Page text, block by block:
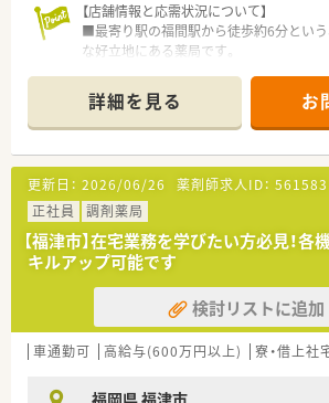
【店舗情報と応需状況について】
■最寄り駅の福間駅から徒歩約6分という
な好立地にある薬局です。
平均して60～70枚を扱います。
■薬剤師は常時2～3名、事務スタッフも常
ング補助もあり安心です。
【法人特徴について】
■福岡県を中心に20店舗以上の調剤薬局を
に根差した医療を提供しています。
■地域の女性と子供にフォーカスした薬局
開発事業を主な事業としています。
■ドクターの開業支援から携わっているた
の連携が非常にスムーズです。
【勤務実態について】
■残業はほとんど発生せず、どの曜日も閉
■薬局では珍しい木曜日と日曜日、祝日
詳細を見る お
更新日： 2026/06/26 薬剤師求人ID： 561583
正社員
調剤薬局
【福津市】在宅業務を学びたい方必見！
キルアップ可能です
検討リストに追加
車通勤可 高給与(600万円以上) 寮・借上社